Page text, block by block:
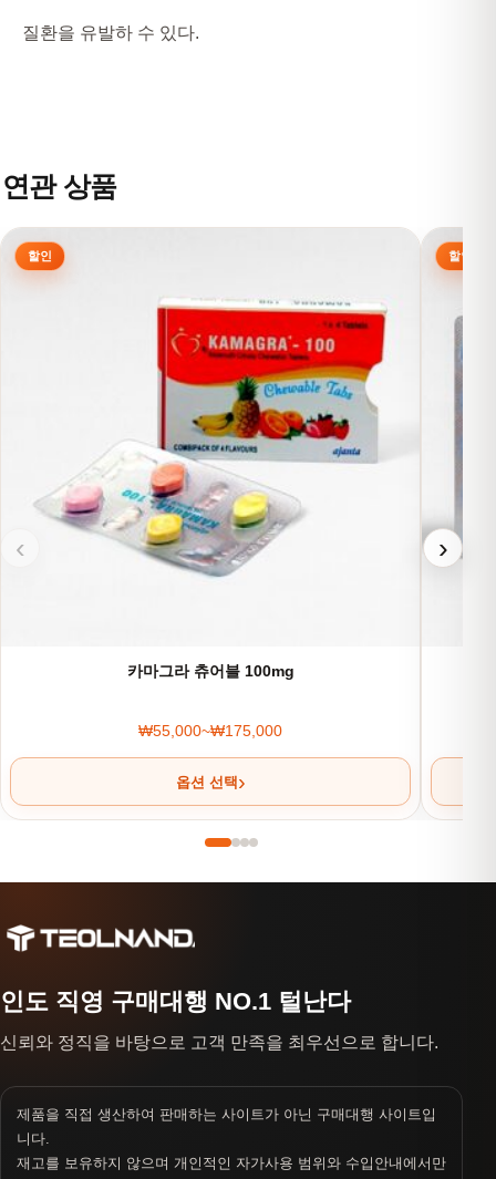
질환을 유발하 수 있다.
연관 상품
카마그라 츄어블 100mg
₩55,000~₩175,000
가격 범위: ₩55,000~₩175,000
옵션 선택
여러 상품 옵션이 이 상품에 있습니다. 상품 페이지에서 옵션
여러
‹ ›
인도 직영 구매대행 NO.1 털난다
신뢰와 정직을 바탕으로 고객 만족을 최우선으로 합니다.
제품을 직접 생산하여 판매하는 사이트가 아닌 구매대행 사이트입
니다.
재고를 보유하지 않으며 개인적인 자가사용 범위와 수입안내에서만